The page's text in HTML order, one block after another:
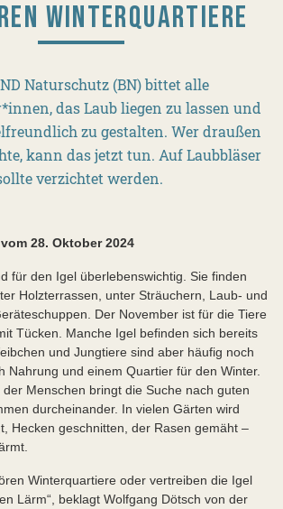
WINTERQUARTIERE
Naturschutz (BN) bittet alle
das Laub liegen zu lassen und
zu gestalten. Wer draußen
kann das jetzt tun. Auf Laubbläser
verzichtet werden.
28. Oktober 2024
für den Igel überlebenswichtig. Sie finden
Holzterrassen, unter Sträuchern, Laub- und
Der November ist für die Tiere
Tücken. Manche Igel befinden sich bereits
und Jungtiere sind aber häufig noch
Nahrung und einem Quartier für den Winter.
Menschen bringt die Suche nach guten
durcheinander. In vielen Gärten wird
Hecken geschnitten, der Rasen gemäht –
Winterquartiere oder vertreiben die Igel
Lärm“, beklagt Wolfgang Dötsch von der